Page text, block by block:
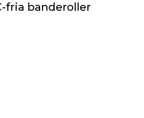
fria banderoller